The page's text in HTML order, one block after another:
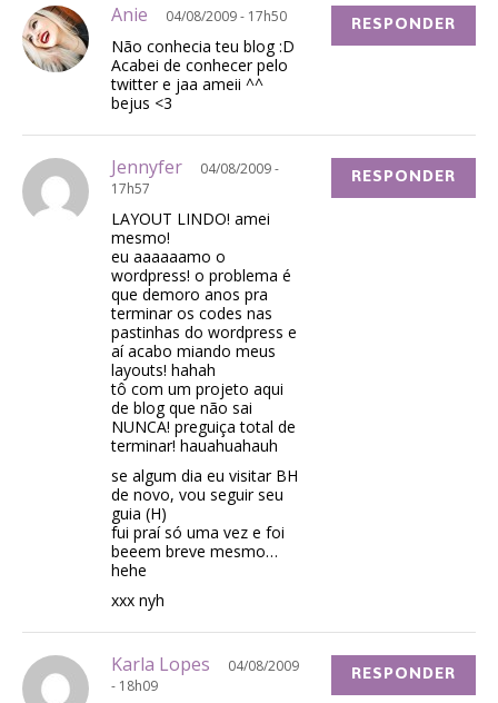
Anie 04/08/2009 - 17h50
Não conhecia teu blog :D
Acabei de conhecer pelo
twitter e jaa ameii ^^
bejus <3
RESPONDER
Jennyfer
04/08/2009 -
17h57
LAYOUT LINDO! amei
mesmo!
eu aaaaaamo o
wordpress! o problema é
que demoro anos pra
terminar os codes nas
pastinhas do wordpress e
aí acabo miando meus
layouts! hahah
tô com um projeto aqui
de blog que não sai
NUNCA! preguiça total de
terminar! hauahuahauh
se algum dia eu visitar BH
de novo, vou seguir seu
guia (H)
fui praí só uma vez e foi
beeem breve mesmo…
hehe
xxx nyh
RESPONDER
Karla Lopes
04/08/2009
- 18h09
RESPONDER